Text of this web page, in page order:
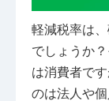
軽減税率は
でしょうか
は消費者で
のは法人や